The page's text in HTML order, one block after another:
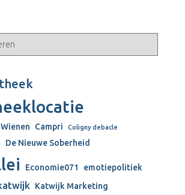
Campri Coligny debacle
De Nieuwe Soberheid
Economie071
emotiepolitiek
Katwijk Marketing